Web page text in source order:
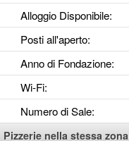
Alloggio Disponibile:
Posti all'aperto:
Anno di Fondazione:
Wi-Fi:
Numero di Sale:
Pizzerie nella stessa zona